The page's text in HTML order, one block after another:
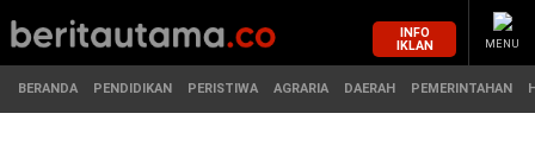
INFO
IKLAN
MENU
BERANDA PENDIDIKAN PERISTIWA AGRARIA DAERAH PEMERINTAHAN